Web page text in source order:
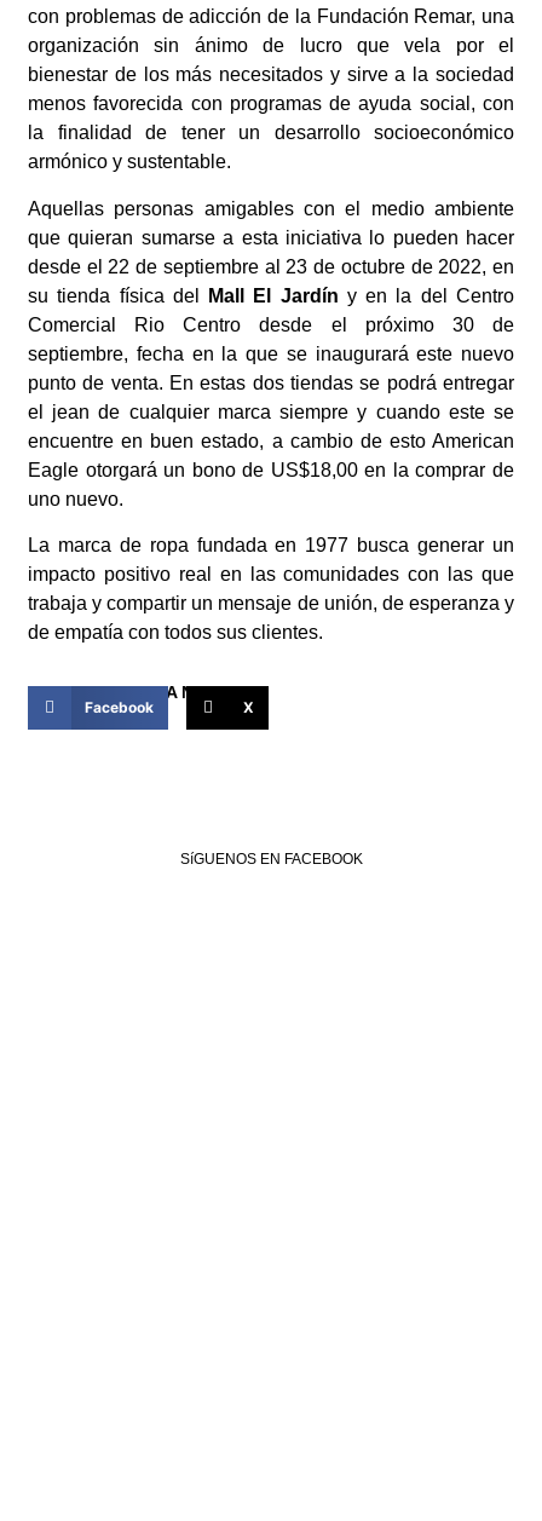
con problemas de adicción de la Fundación Remar, una
organización sin ánimo de lucro que vela por el
bienestar de los más necesitados y sirve a la sociedad
menos favorecida con programas de ayuda social, con
la finalidad de tener un desarrollo socioeconómico
armónico y sustentable.
Aquellas personas amigables con el medio ambiente
que quieran sumarse a esta iniciativa lo pueden hacer
desde el 22 de septiembre al 23 de octubre de 2022, en
su tienda física del
Mall El Jardín y en la del Centro
Comercial Rio Centro desde el próximo 30 de
septiembre, fecha en la que se inaugurará este nuevo
punto de venta. En estas dos tiendas se podrá entregar
el jean de cualquier marca siempre y cuando este se
encuentre en buen estado, a cambio de esto American
Eagle otorgará un bono de US$18,00 en la comprar de
uno nuevo.
La marca de ropa fundada en 1977 busca generar un
impacto positivo real en las comunidades con las que
trabaja y compartir un mensaje de unión, de esperanza y
de empatía con todos sus clientes.
COMPARTIR ESTA NOTICIA
Facebook X
SíGUENOS EN FACEBOOK